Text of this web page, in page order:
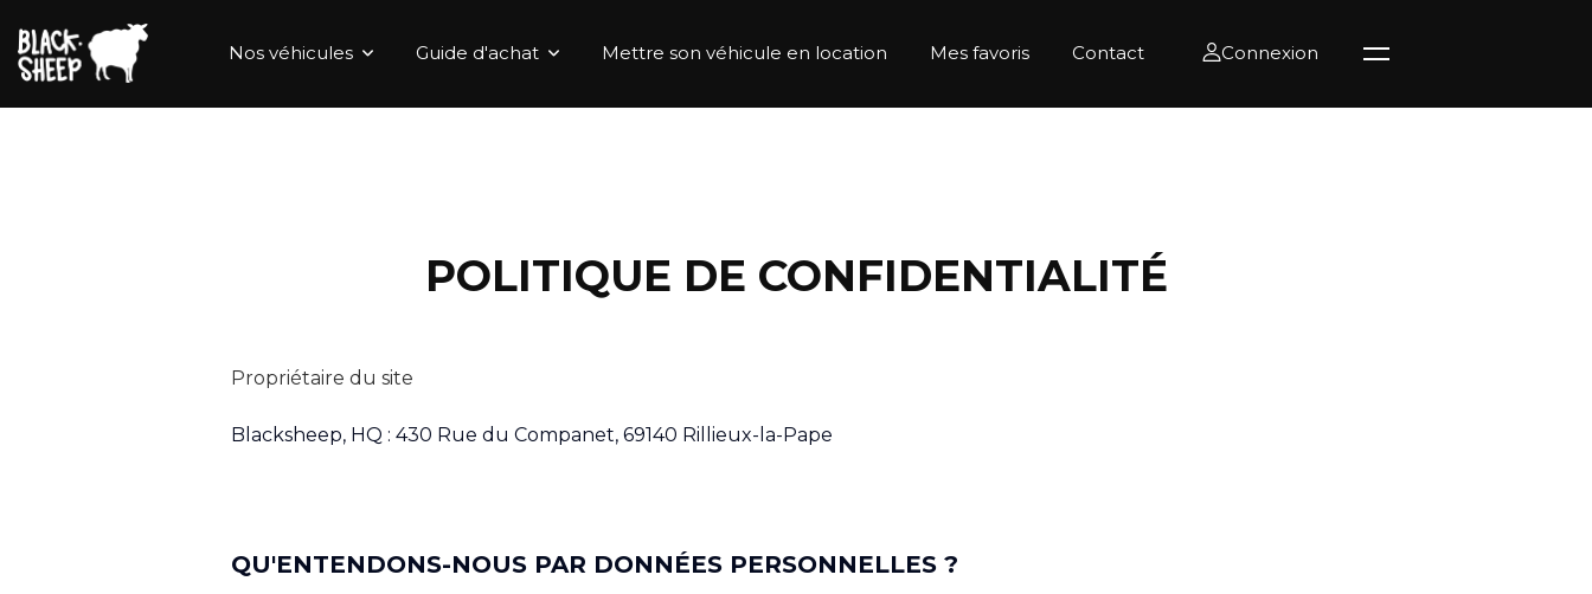
Nos véhicules Guide d'achat Mettre son véhicule en location Mes favoris Contact Connexion
POLITIQUE DE CONFIDENTIALITÉ
Propriétaire du site
Blacksheep, HQ : 430 Rue du Companet, 69140 Rillieux-la-Pape
QU'ENTENDONS-NOUS PAR DONNÉES PERSONNELLES ?